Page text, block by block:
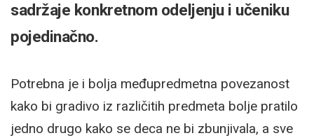
sadržaje konkretnom odeljenju i učeniku
pojedinačno.
Potrebna je i bolja međupredmetna povezanost
kako bi gradivo iz različitih predmeta bolje pratilo
jedno drugo kako se deca ne bi zbunjivala, a sve